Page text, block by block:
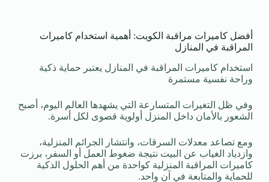
أفضل كاميرات مراقبة الكويت: أهمية استخدام كاميرات
المراقبة في المنازل
استخدام كاميرات المراقبة في المنازل يعتبر حماية ذكية
وراحة نفسية مستمرة
وفي ظل التغيرات المتسارعة التي يشهدها العالم اليوم، أصبح
الشعور بالأمان داخل المنزل أولوية قصوى لكل أسرة.
ومع تصاعد معدلات السرقات، وانتشار الجرائم المنزلية،
وازدياد الغياب عن البيت نتيجة ضغوط العمل أو السفر، برزت
كاميرات المراقبة المنزلية كواحدة من أهم الحلول الذكية
للحماية والمتابعة في آنٍ واحد.